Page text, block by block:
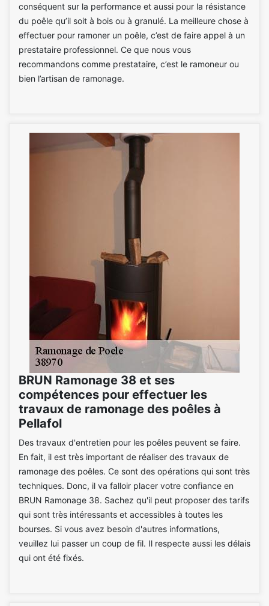
conséquent sur la performance et aussi pour la résistance
du poêle qu’il soit à bois ou à granulé. La meilleure chose à
effectuer pour ramoner un poêle, c’est de faire appel à un
prestataire professionnel. Ce que nous vous
recommandons comme prestataire, c’est le ramoneur ou
bien l’artisan de ramonage.
BRUN Ramonage 38 et ses
compétences pour effectuer les
travaux de ramonage des poêles à
Pellafol
Des travaux d'entretien pour les poêles peuvent se faire.
En fait, il est très important de réaliser des travaux de
ramonage des poêles. Ce sont des opérations qui sont très
techniques. Donc, il va falloir placer votre confiance en
BRUN Ramonage 38. Sachez qu'il peut proposer des tarifs
qui sont très intéressants et accessibles à toutes les
bourses. Si vous avez besoin d'autres informations,
veuillez lui passer un coup de fil. Il respecte aussi les délais
qui ont été fixés.